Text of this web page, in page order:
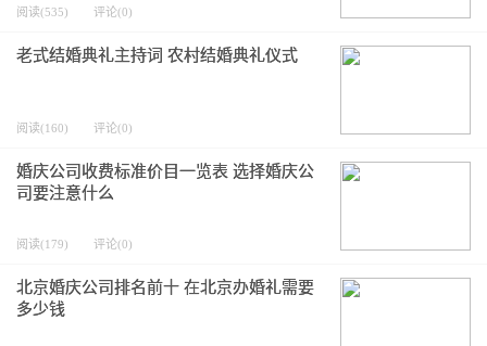
阅读(535) 评论(0)
老式结婚典礼主持词 农村结婚典礼仪式
阅读(160) 评论(0)
婚庆公司收费标准价目一览表 选择婚庆公
司要注意什么
阅读(179) 评论(0)
北京婚庆公司排名前十 在北京办婚礼需要
多少钱